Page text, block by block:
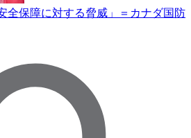
全保障に対する脅威」＝カナダ国防